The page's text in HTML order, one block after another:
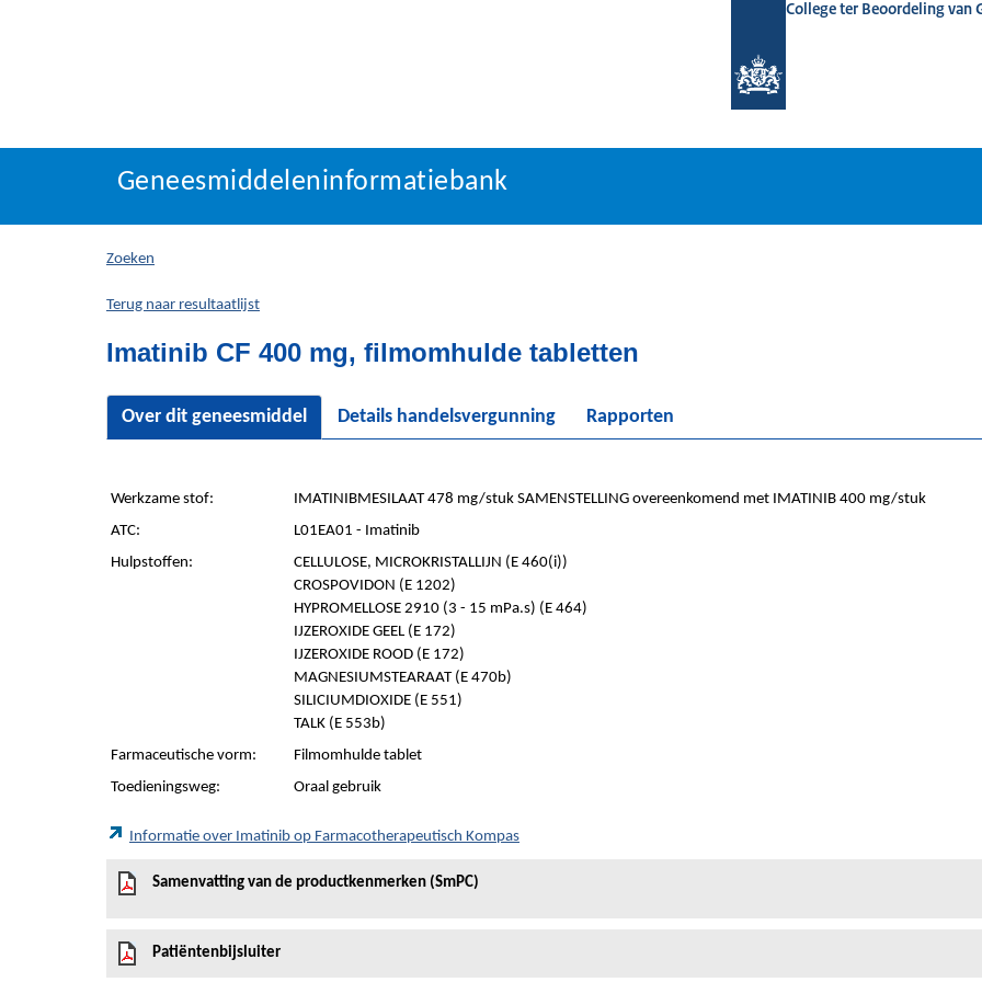
College ter Beoordeling van
Geneesmiddeleninformatiebank
U
hier:
Geneesmiddeleninformatiebank
Zoeken
Terug naar resultaatlijst
Imatinib CF 400 mg, filmomhulde tabletten
Over dit geneesmiddel Details handelsvergunning Rapporten
Werkzame stof:
IMATINIBMESILAAT 478 mg/stuk SAMENSTELLING overeenkomend met IMATINIB 400 mg/stuk
ATC:
L01EA01 - Imatinib
Hulpstoffen:
CELLULOSE, MICROKRISTALLIJN (E 460(i))
CROSPOVIDON (E 1202)
HYPROMELLOSE 2910 (3 - 15 mPa.s) (E 464)
IJZEROXIDE GEEL (E 172)
IJZEROXIDE ROOD (E 172)
MAGNESIUMSTEARAAT (E 470b)
SILICIUMDIOXIDE (E 551)
TALK (E 553b)
Farmaceutische vorm:
Filmomhulde tablet
Toedieningsweg:
Oraal gebruik
Informatie over Imatinib op Farmacotherapeutisch Kompas
Samenvatting van de productkenmerken (SmPC)
Patiëntenbijsluiter